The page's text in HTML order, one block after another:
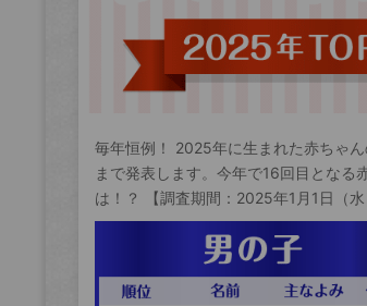
毎年恒例！ 2025年に生まれた赤ちゃ
まで発表します。今年で16回目とな
は！？ 【調査期間：2025年1月1日（